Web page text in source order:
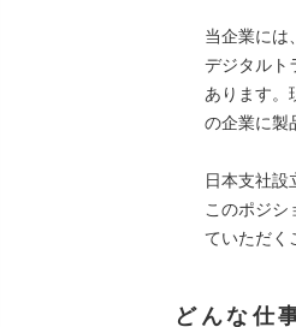
当企業には
デジタルト
あります。
の企業に製
日本支社設
このポジシ
ていただく
どんな仕